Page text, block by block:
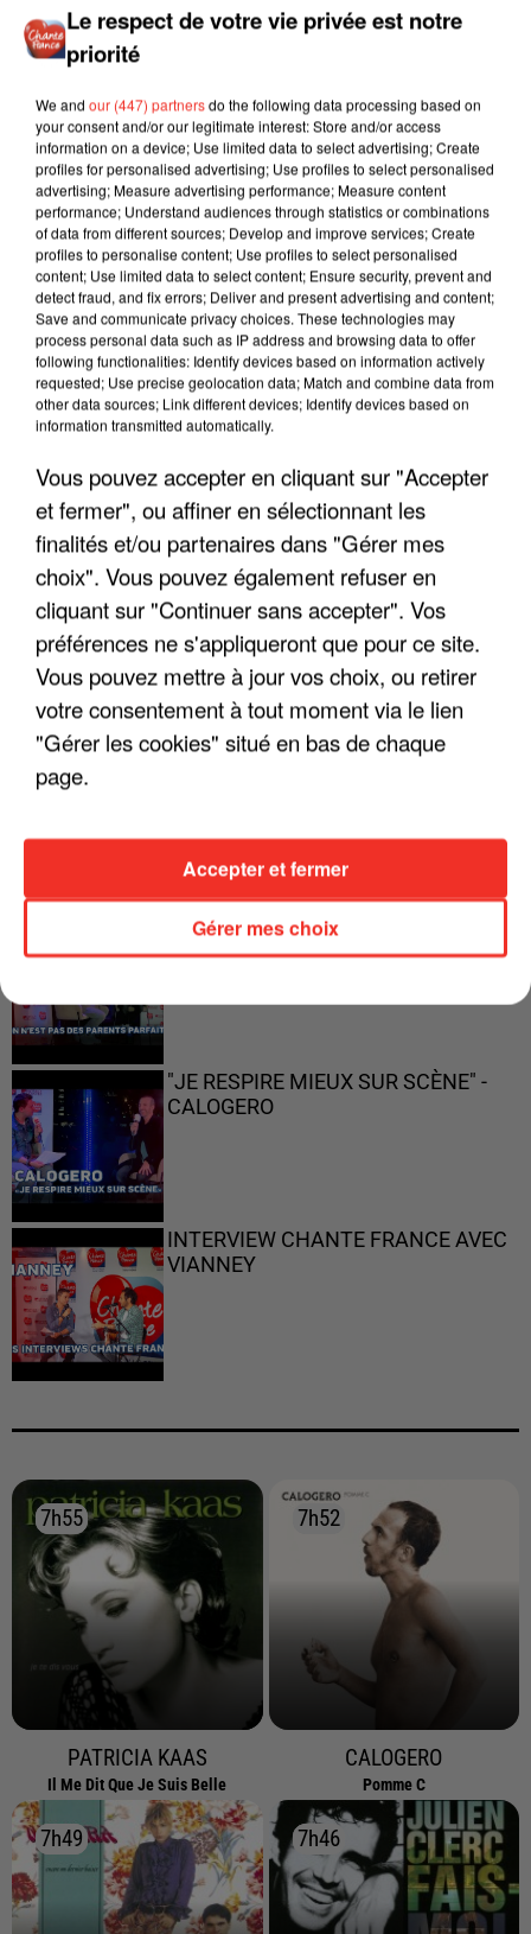
LES INTERVIEWS CHANTE
FRANCE
"JE SUIS À DISPOSITION DES
ENFOIRÉS"
"ON N'EST PAS DES PARENTS
PARFAITS"
"JE RESPIRE MIEUX SUR SCÈNE" -
CALOGERO
INTERVIEW CHANTE FRANCE AVEC
VIANNEY
7h55
7h55
PATRICIA KAAS
Il Me Dit Que Je Suis Belle
7h52
7h52
CALOGERO
Pomme C
7h49
7h49 7h46
7h46
Le respect de votre vie privée est notre
priorité
We and our (447) partnersdo the following data processing based on
your consent and/or our legitimate interest: Store and/or access
information on a device; Use limited data to select advertising; Create
profiles for personalised advertising; Use profiles to select personalised
advertising; Measure advertising performance; Measure content
performance; Understand audiences through statistics or combinations
of data from different sources; Develop and improve services; Create
profiles to personalise content; Use profiles to select personalised
content; Use limited data to select content; Ensure security, prevent and
detect fraud, and fix errors; Deliver and present advertising and content;
Save and communicate privacy choices. These technologies may
process personal data such as IP address and browsing data to offer
following functionalities: Identify devices based on information actively
requested; Use precise geolocation data; Match and combine data from
other data sources; Link different devices; Identify devices based on
information transmitted automatically.
Vous pouvez accepter en cliquant sur "Accepter
et fermer", ou affiner en sélectionnant les
finalités et/ou partenaires dans "Gérer mes
choix". Vous pouvez également refuser en
cliquant sur "Continuer sans accepter". Vos
préférences ne s'appliqueront que pour ce site.
Vous pouvez mettre à jour vos choix, ou retirer
votre consentement à tout moment via le lien
"Gérer les cookies" situé en bas de chaque
page.
Gérer mes choix
Accepter et fermer